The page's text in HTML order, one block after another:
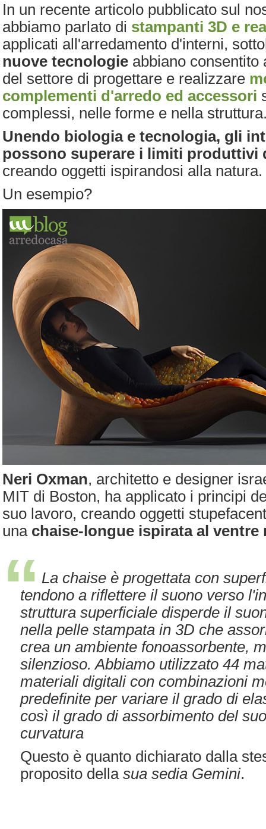
In un recente articolo pubblicato sul
abbiamo parlato di stampanti 3D e
applicati all'arredamento d'interni,
nuove tecnologie abbiano consentito
del settore di progettare e realizzare
complementi d'arredo ed accessori
complessi, nelle forme e nella
Unendo biologia e tecnologia, gli
possono superare i limiti produttivi
creando oggetti ispirandosi alla natura.
Un esempio?
Neri Oxman, architetto e designer
MIT di Boston, ha applicato i principi
suo lavoro, creando oggetti
una chaise-longue ispirata al ventre
La chaise è progettata con
tendono a riflettere il suono verso
struttura superficiale disperde il
nella pelle stampata in 3D che
crea un ambiente fonoassorbente,
silenzioso. Abbiamo utilizzato 44
materiali digitali con combinazioni
predefinite per variare il grado di
così il grado di assorbimento del
curvatura
Questo è quanto dichiarato dalla
proposito della sua sedia Gemini.